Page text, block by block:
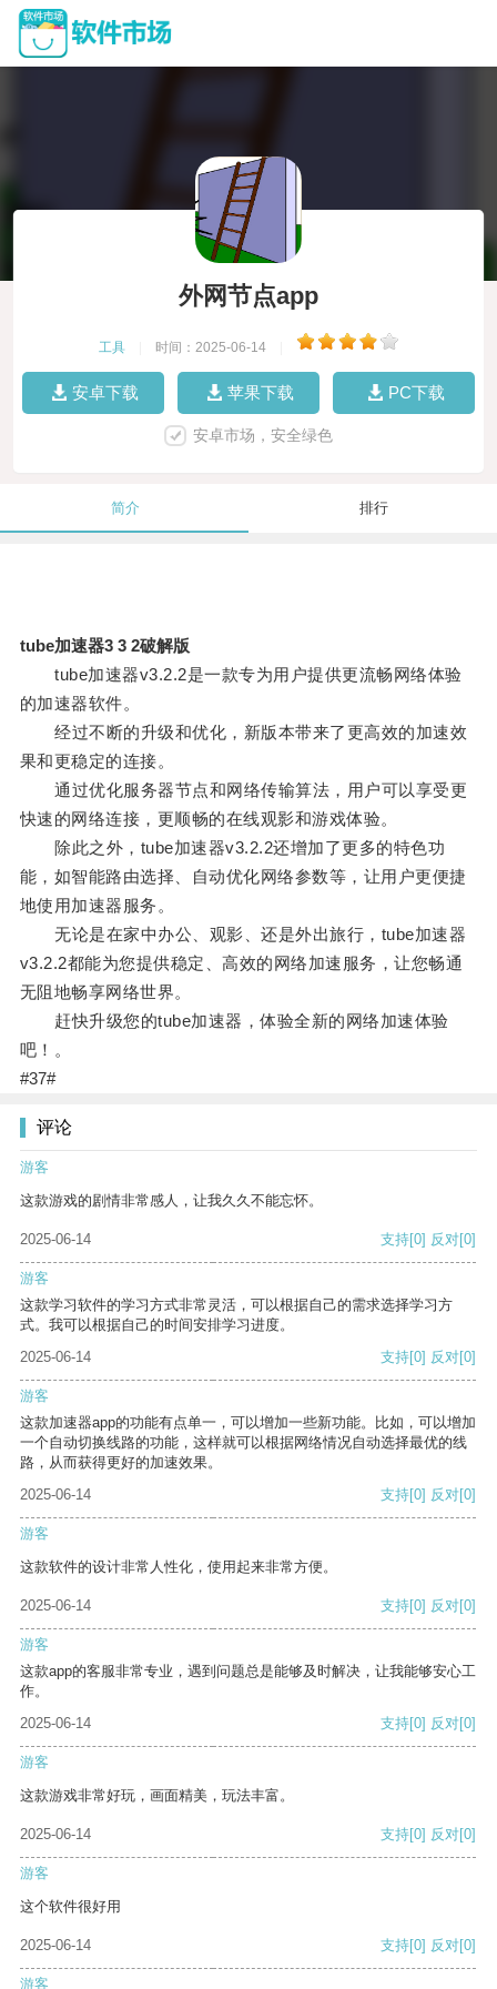
外网节点app
工具 时间：2025-06-14
安卓下载 苹果下载 PC下载
安卓市场，安全绿色
简介 排行
tube加速器3 3 2破解版
tube加速器v3.2.2是一款专为用户提供更流畅网络体验
的加速器软件。
经过不断的升级和优化，新版本带来了更高效的加速效
果和更稳定的连接。
通过优化服务器节点和网络传输算法，用户可以享受更
快速的网络连接，更顺畅的在线观影和游戏体验。
除此之外，tube加速器v3.2.2还增加了更多的特色功
能，如智能路由选择、自动优化网络参数等，让用户更便捷
地使用加速器服务。
无论是在家中办公、观影、还是外出旅行，tube加速器
v3.2.2都能为您提供稳定、高效的网络加速服务，让您畅通
无阻地畅享网络世界。
赶快升级您的tube加速器，体验全新的网络加速体验
吧！。
#37#
评论
游客
这款游戏的剧情非常感人，让我久久不能忘怀。
2025-06-14 支持[0] 反对[0]
游客
这款学习软件的学习方式非常灵活，可以根据自己的需求选择学习方
式。我可以根据自己的时间安排学习进度。
2025-06-14
支持[0] 反对[0]
游客
这款加速器app的功能有点单一，可以增加一些新功能。比如，可以增加
一个自动切换线路的功能，这样就可以根据网络情况自动选择最优的线
路，从而获得更好的加速效果。
2025-06-14
支持[0] 反对[0]
游客
这款软件的设计非常人性化，使用起来非常方便。
2025-06-14 支持[0] 反对[0]
游客
这款app的客服非常专业，遇到问题总是能够及时解决，让我能够安心工
作。
2025-06-14
支持[0] 反对[0]
游客
这款游戏非常好玩，画面精美，玩法丰富。
2025-06-14 支持[0] 反对[0]
游客
这个软件很好用
2025-06-14 支持[0] 反对[0]
游客